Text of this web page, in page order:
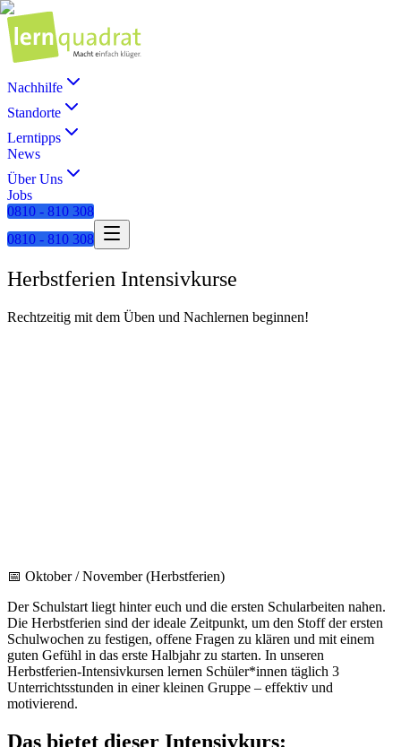
Nachhilfe
Standorte
Lerntipps
News
Über Uns
Jobs
0810 - 810 308
0810 - 810 308
Herbstferien Intensivkurse
Rechtzeitig mit dem Üben und Nachlernen beginnen!
📅 Oktober / November (Herbstferien)
Der Schulstart liegt hinter euch und die ersten Schularbeiten nahen.
Die Herbstferien sind der ideale Zeitpunkt, um den Stoff der ersten
Schulwochen zu festigen, offene Fragen zu klären und mit einem
guten Gefühl in das erste Halbjahr zu starten. In unseren
Herbstferien-Intensivkursen lernen Schüler*innen täglich 3
Unterrichtsstunden in einer kleinen Gruppe – effektiv und
motivierend.
Das bietet dieser Intensivkurs: